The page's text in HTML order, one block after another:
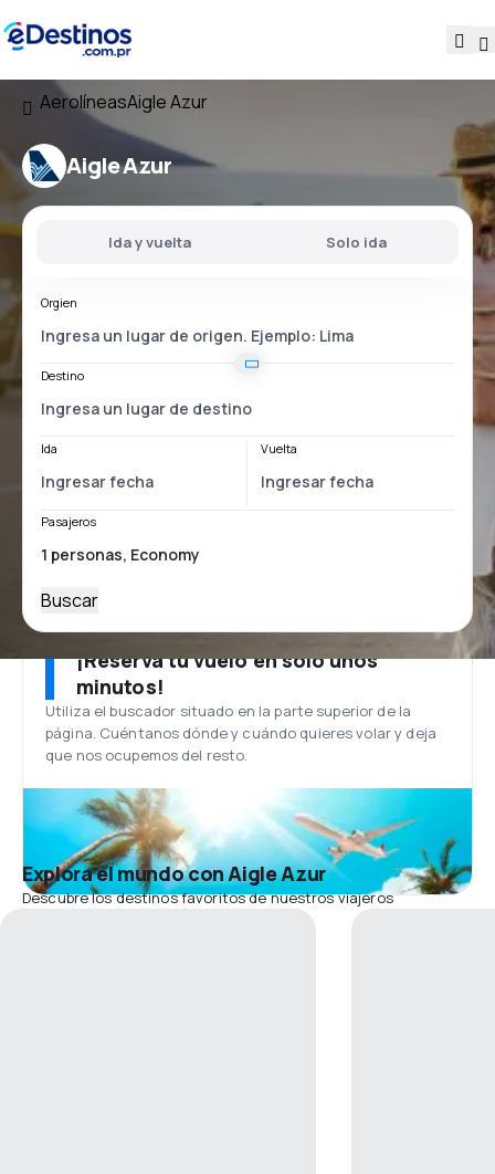
AerolíneasAigle Azur
Aigle Azur
Ida y vuelta Solo ida
Orgien
Destino
Ida Vuelta
Pasajeros
Buscar
¡Reserva tu vuelo en solo unos
minutos!
Utiliza el buscador situado en la parte superior de la
página. Cuéntanos dónde y cuándo quieres volar y deja
que nos ocupemos del resto.
Explora el mundo con Aigle Azur
Descubre los destinos favoritos de nuestros viajeros